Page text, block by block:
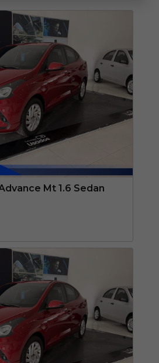
Mt 1.6 Sedan